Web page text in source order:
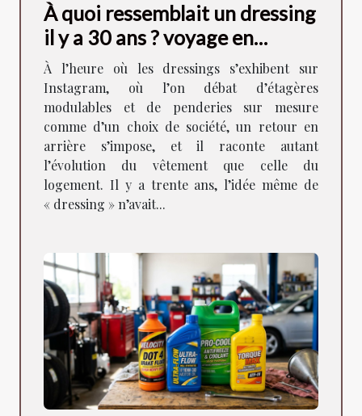
À quoi ressemblait un dressing
il y a 30 ans ? voyage en
images
À l’heure où les dressings s’exhibent sur
Instagram, où l’on débat d’étagères
modulables et de penderies sur mesure
comme d’un choix de société, un retour en
arrière s’impose, et il raconte autant
l’évolution du vêtement que celle du
logement. Il y a trente ans, l’idée même de
« dressing » n’avait...